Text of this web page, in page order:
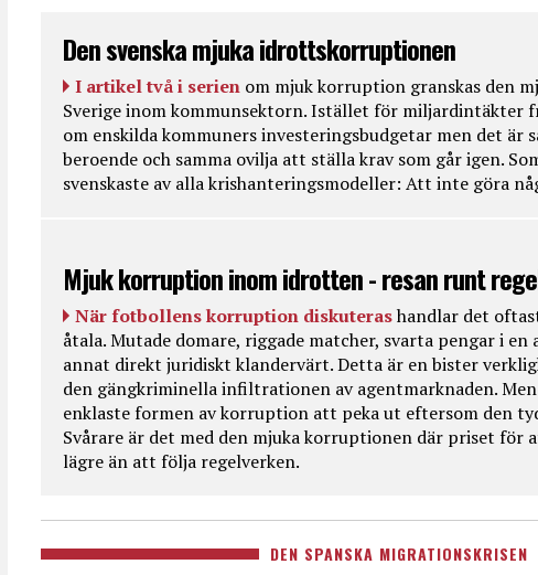
Den svenska mjuka idrottskorruptionen
I artikel två i serien om mjuk korruption granskas den
Sverige inom kommunsektorn. Istället för miljardintäkter
om enskilda kommuners investeringsbudgetar men det är
beroende och samma ovilja att ställa krav som går igen.
svenskaste av alla krishanteringsmodeller: Att inte göra
Mjuk korruption inom idrotten - resan runt
När fotbollens korruption diskuterashandlar det
åtala. Mutade domare, riggade matcher, svarta pengar i en
annat direkt juridiskt klandervärt. Detta är en bister
den gängkriminella infiltrationen av agentmarknaden.
enklaste formen av korruption att peka ut eftersom den
Svårare är det med den mjuka korruptionen där priset för
lägre än att följa regelverken.
DEN SPANSKA MIGRATIONSKRISEN